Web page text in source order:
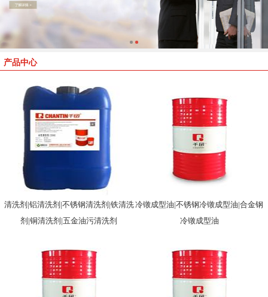
产品中心
清洗剂|铝清洗剂|不锈钢清洗剂|铁清洗
剂|铜清洗剂|五金油污清洗剂
冷镦成型油|不锈钢冷镦成型油|合金钢
冷镦成型油